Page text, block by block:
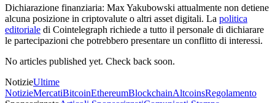
Dichiarazione finanziaria: Max Yakubowski attualmente non detiene
alcuna posizione in criptovalute o altri asset digitali. La politica
editoriale di Cointelegraph richiede a tutto il personale di dichiarare
le partecipazioni che potrebbero presentare un conflitto di interessi.
No articles published yet. Check back soon.
NotizieUltime
NotizieMercatiBitcoinEthereumBlockchainAltcoinsRegolamento